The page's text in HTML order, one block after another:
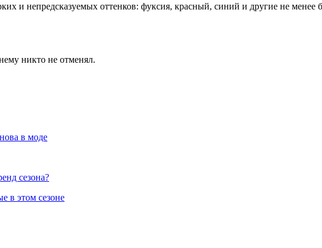
и непредсказуемых оттенков: фуксия, красный, синий и другие не менее
никто не отменял.
в моде
сезона?
в этом сезоне